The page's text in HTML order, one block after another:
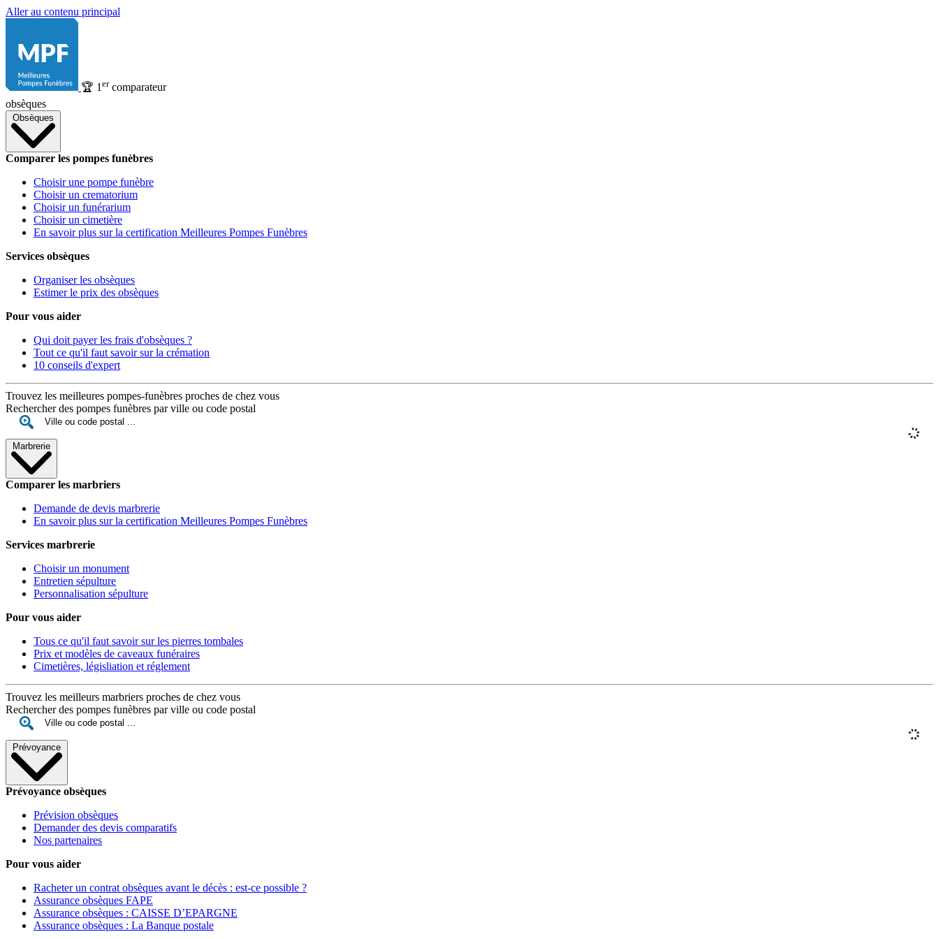
Aller au contenu principal
🏆 1 ercomparateur
obsèques
Obsèques
Comparer les pompes funèbres
Choisir une pompe funèbre
Choisir un crematorium
Choisir un funérarium
Choisir un cimetière
En savoir plus sur la certification Meilleures Pompes Funèbres
Services obsèques
Organiser les obsèques
Estimer le prix des obsèques
Pour vous aider
Qui doit payer les frais d'obsèques ?
Tout ce qu'il faut savoir sur la crémation
10 conseils d'expert
Trouvez les meilleures pompes-funèbres proches de chez vous
Rechercher des pompes funèbres par ville ou code postal
Marbrerie
Comparer les marbriers
Demande de devis marbrerie
En savoir plus sur la certification Meilleures Pompes Funèbres
Services marbrerie
Choisir un monument
Entretien sépulture
Personnalisation sépulture
Pour vous aider
Tous ce qu'il faut savoir sur les pierres tombales
Prix et modèles de caveaux funéraires
Cimetières, législiation et réglement
Trouvez les meilleurs marbriers proches de chez vous
Rechercher des pompes funèbres par ville ou code postal
Prévoyance
Prévoyance obsèques
Prévision obsèques
Demander des devis comparatifs
Nos partenaires
Pour vous aider
Racheter un contrat obsèques avant le décès : est-ce possible ?
Assurance obsèques FAPE
Assurance obsèques : CAISSE D’EPARGNE
Assurance obsèques : La Banque postale